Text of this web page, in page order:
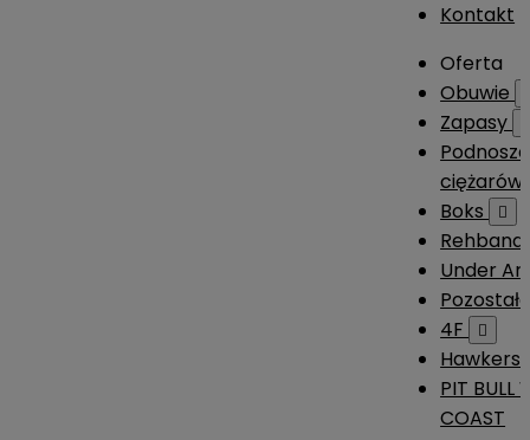
Kontakt
Oferta
Obuwie
Zapasy
ciężarów
Boks

Rehband
Under
4F

Hawkers
PIT BULL
COAST